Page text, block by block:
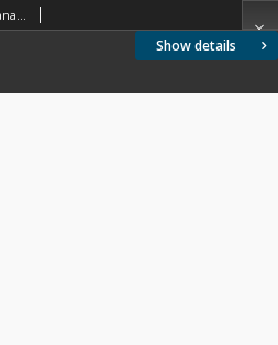
Show details
Mechanika Teoretyczna i Stosowana 1987 z. 3